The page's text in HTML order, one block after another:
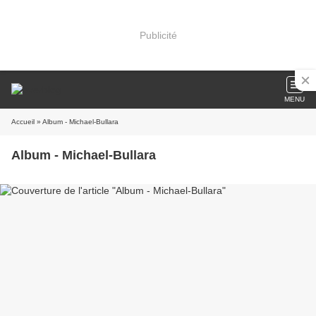
Publicité
MENU
Accueil » Album - Michael-Bullara
Album - Michael-Bullara